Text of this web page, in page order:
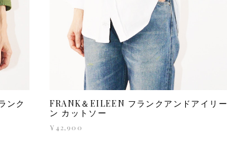
ンク
FRANK＆EILEEN フランクアンドアイリー
ン カットソー
¥42,900